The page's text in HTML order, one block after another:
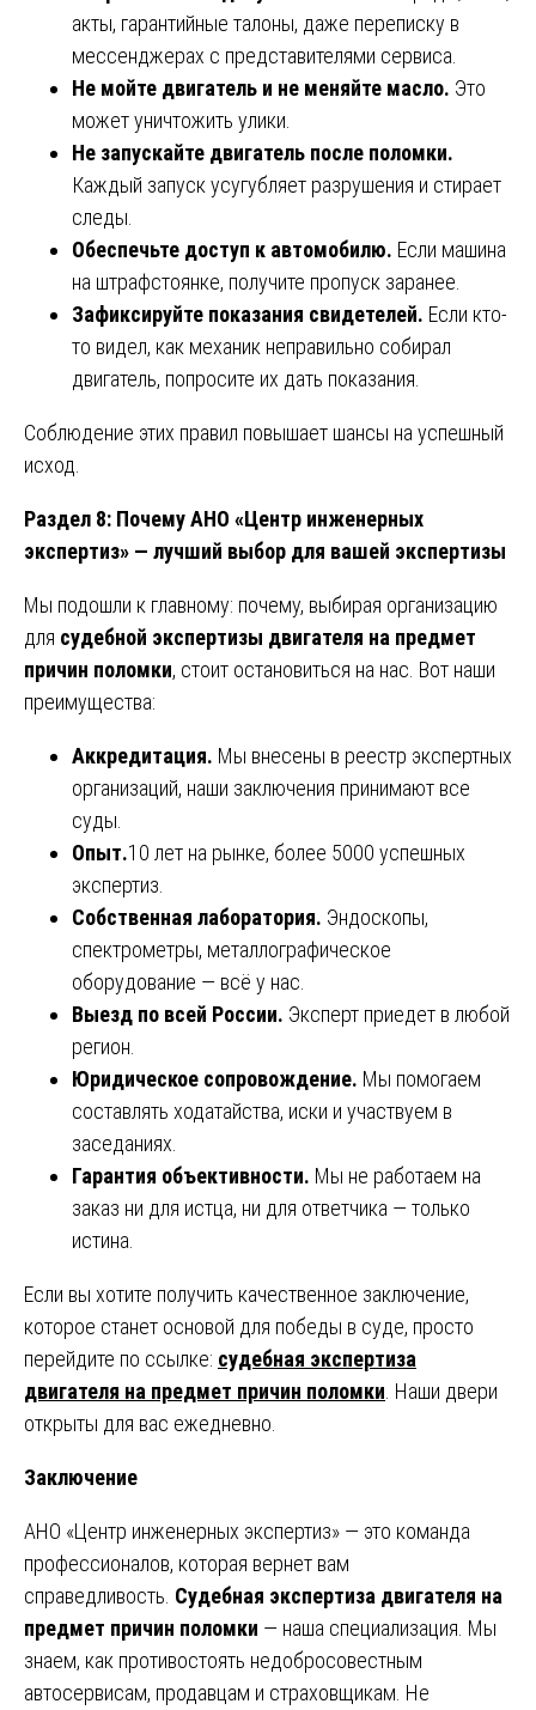
акты, гарантийные талоны, даже переписку в
мессенджерах с представителями сервиса.
Не мойте двигатель и не меняйте масло. Это
может уничтожить улики.
Не запускайте двигатель после поломки.
Каждый запуск усугубляет разрушения и стирает
следы.
Обеспечьте доступ к автомобилю. Если машина
на штрафстоянке, получите пропуск заранее.
Зафиксируйте показания свидетелей. Если кто-
то видел, как механик неправильно собирал
двигатель, попросите их дать показания.
Соблюдение этих правил повышает шансы на успешный
исход.
Раздел 8: Почему АНО «Центр инженерных
экспертиз» — лучший выбор для вашей экспертизы
Мы подошли к главному: почему, выбирая организацию
для судебной экспертизы двигателя на предмет
причин поломки, стоит остановиться на нас. Вот наши
преимущества:
Аккредитация. Мы внесены в реестр экспертных
организаций, наши заключения принимают все
суды.
Опыт.10 лет на рынке, более 5000 успешных
экспертиз.
Собственная лаборатория. Эндоскопы,
спектрометры, металлографическое
оборудование — всё у нас.
Выезд по всей России. Эксперт приедет в любой
регион.
Юридическое сопровождение. Мы помогаем
составлять ходатайства, иски и участвуем в
заседаниях.
Гарантия объективности. Мы не работаем на
заказ ни для истца, ни для ответчика — только
истина.
Если вы хотите получить качественное заключение,
которое станет основой для победы в суде, просто
перейдите по ссылке: судебная экспертиза
двигателя на предмет причин поломки . Наши двери
открыты для вас ежедневно.
Заключение
АНО «Центр инженерных экспертиз» — это команда
профессионалов, которая вернет вам
справедливость. Судебная экспертиза двигателя на
предмет причин поломки — наша специализация. Мы
знаем, как противостоять недобросовестным
автосервисам, продавцам и страховщикам. Не